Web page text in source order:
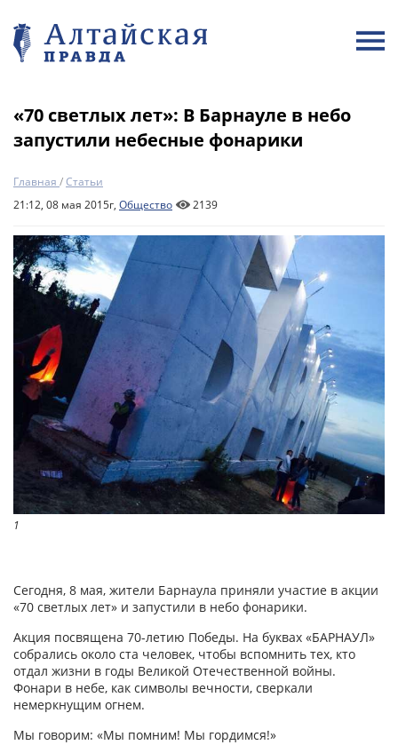
«70 светлых лет»: В Барнауле в небо
запустили небесные фонарики
Главная /Статьи
21:12, 08 мая 2015г, Общество 2139
1
Сегодня, 8 мая, жители Барнаула приняли участие в акции
«70 светлых лет» и запустили в небо фонарики.
Акция посвящена 70-летию Победы. На буквах «БАРНАУЛ»
собрались около ста человек, чтобы вспомнить тех, кто
отдал жизни в годы Великой Отечественной войны.
Фонари в небе, как символы вечности, сверкали
немеркнущим огнем.
Мы говорим: «Мы помним! Мы гордимся!»